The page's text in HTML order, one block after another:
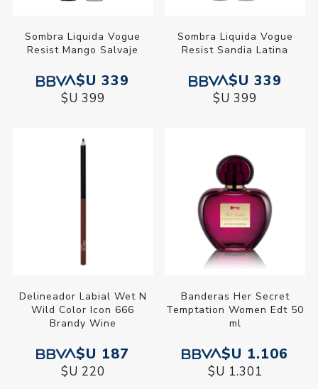
Sombra Liquida Vogue
Resist Mango Salvaje
$U 339
$U 399
Sombra Liquida Vogue
Resist Sandia Latina
$U 339
$U 399
Delineador Labial Wet N
Wild Color Icon 666
Brandy Wine
$U 187
$U 220
Banderas Her Secret
Temptation Women Edt 50
ml
$U 1.106
$U 1.301